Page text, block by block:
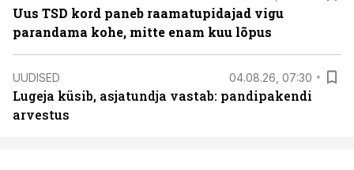
Uus TSD kord paneb raamatupidajad vigu
parandama kohe, mitte enam kuu lõpus
UUDISED 04.08.26, 07:30
Lugeja küsib, asjatundja vastab: pandipakendi
arvestus